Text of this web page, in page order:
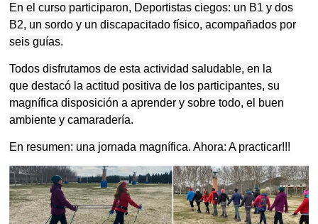
En el curso participaron, Deportistas ciegos: un B1 y dos
B2, un sordo y un discapacitado físico, acompañados por
seis guías.
Todos disfrutamos de esta actividad saludable, en la
que destacó la actitud positiva de los participantes, su
magnífica disposición a aprender y sobre todo, el buen
ambiente y camaradería.
En resumen: una jornada magnífica. Ahora: A practicar!!!